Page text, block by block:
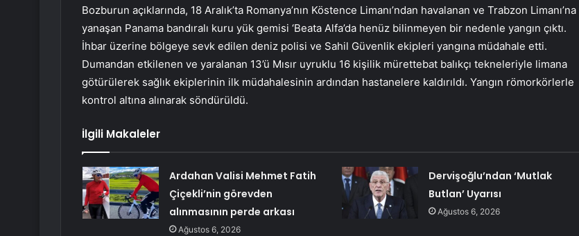
Bozburun açıklarında, 18 Aralık’ta Romanya’nın Köstence Limanı’ndan havalanan ve Trabzon Limanı’na
yanaşan Panama bandıralı kuru yük gemisi ‘Beata Alfa’da henüz bilinmeyen bir nedenle yangın çıktı.
İhbar üzerine bölgeye sevk edilen deniz polisi ve Sahil Güvenlik ekipleri yangına müdahale etti.
Dumandan etkilenen ve yaralanan 13’ü Mısır uyruklu 16 kişilik mürettebat balıkçı tekneleriyle limana
götürülerek sağlık ekiplerinin ilk müdahalesinin ardından hastanelere kaldırıldı. Yangın römorkörlerle
kontrol altına alınarak söndürüldü.
İlgili Makaleler
Ardahan Valisi Mehmet Fatih
Çiçekli’nin görevden
alınmasının perde arkası
Ağustos 6, 2026
Dervişoğlu’ndan ‘Mutlak
Butlan’ Uyarısı
Ağustos 6, 2026